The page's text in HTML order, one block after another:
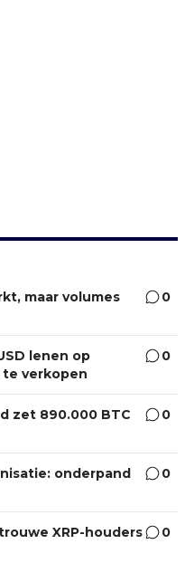
maar volumes
0
lenen op
verkopen
0
zet 890.000 BTC
0
onderpand
0
XRP-houders
0